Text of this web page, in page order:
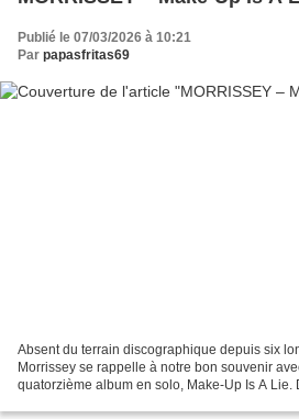
Publié le 07/03/2026 à 10:21
Par papasfritas69
Absent du terrain discographique depuis six
Morrissey se rappelle à notre bon souvenir
quatorzième album en solo, Make-Up Is A Lie.